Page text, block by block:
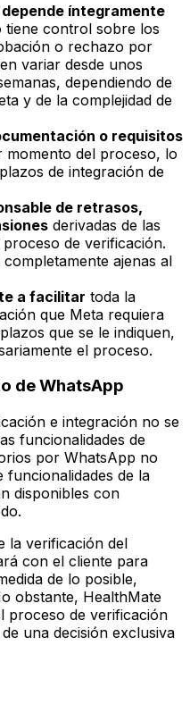
íntegramente
tiene control sobre los
o rechazo por
variar desde unos
dependiendo de
y de la complejidad de
o requisitos
momento del proceso, lo
de integración de
de retrasos,
derivadas de las
de verificación.
ajenas al
a facilitar toda la
que Meta requiera
que se le indiquen,
el proceso.
de WhatsApp
e integración no se
funcionalidades de
por WhatsApp no
funcionalidades de la
disponibles con
la verificación del
con el cliente para
de lo posible,
obstante, HealthMate
proceso de verificación
una decisión exclusiva